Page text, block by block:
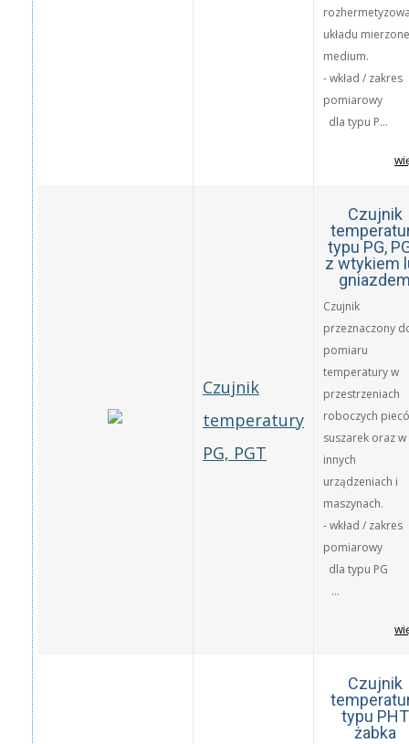
układu
medium.
- wkład / zakres
pomiarowy
dla typu P...
Czujnik
temperatury
PG, PGT
Czujnik
typu PG,
z wtykiem
Czujnik
przeznaczony
pomiaru
temperatury w
przestrzeniach
roboczych
suszarek oraz w
innych
urządzeniach i
maszynach.
- wkład / zakres
pomiarowy
dla typu PG
...
Czujnik
typu PHT
żabka